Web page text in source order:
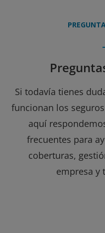
Si todavía tienes
funcionan los
aquí
frecuentes para
coberturas,
empresa y